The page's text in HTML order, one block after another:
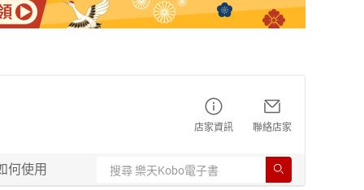
店家資訊 聯絡店家
何使用